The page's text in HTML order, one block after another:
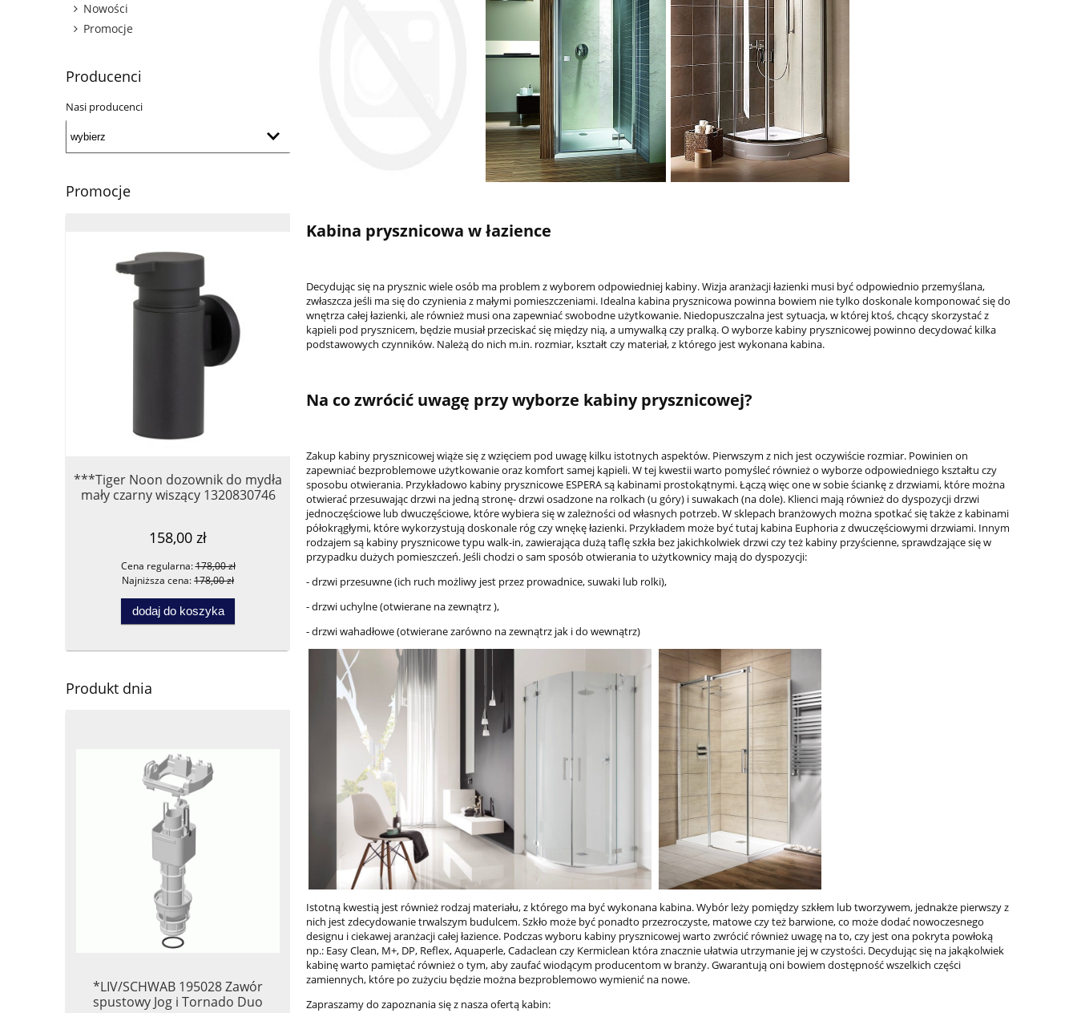
Nowości
Promocje
Producenci
Nasi producenci
Promocje
***Tiger Noon dozownik do mydła
mały czarny wiszący 1320830746
158,00 zł
Cena regularna:178,00 zł
Najniższa cena:178,00 zł
dodaj do koszyka
*Omnires MP60930GL MODERN
PROJECT półka szklana złoty
287,00 zł
Cena regularna:
Najniższa cena:78,00 zł
dodaj do koszyka
*Wylewka do baterii umywalkowej
lub kuchennej chrom
49,00 zł
75,00 zł
Najniższa cena:75,00 zł
*GEESA FRAME COLLECTION Wieszak
na papier toaletowy z półką
Biały/Chrom 918824-02
319,00 zł
Cena regularna:
***Omnires Y
wysoka
Produkt dnia
*LIV/SCHWAB 195028 Zawór
spustowy Jog i Tornado Duo
Kabina prysznicowa w łazience
Decydując się na prysznic wiele osób ma problem z wyborem odpowiedniej kabiny. Wizja aranżacji łazienki musi być odpowiednio przemyślana,
zwłaszcza jeśli ma się do czynienia z małymi pomieszczeniami. Idealna kabina prysznicowa powinna bowiem nie tylko doskonale komponować się do
wnętrza całej łazienki, ale również musi ona zapewniać swobodne użytkowanie. Niedopuszczalna jest sytuacja, w której ktoś, chcący skorzystać z
kąpieli pod prysznicem, będzie musiał przeciskać się między nią, a umywalką czy pralką. O wyborze kabiny prysznicowej powinno decydować kilka
podstawowych czynników. Należą do nich m.in. rozmiar, kształt czy materiał, z którego jest wykonana kabina.
Na co zwrócić uwagę przy wyborze kabiny prysznicowej?
Zakup kabiny prysznicowej wiąże się z wzięciem pod uwagę kilku istotnych aspektów. Pierwszym z nich jest oczywiście rozmiar. Powinien on
zapewniać bezproblemowe użytkowanie oraz komfort samej kąpieli. W tej kwestii warto pomyśleć również o wyborze odpowiedniego kształtu czy
sposobu otwierania. Przykładowo kabiny prysznicowe ESPERA są kabinami prostokątnymi. Łączą więc one w sobie ściankę z drzwiami, które można
otwierać przesuwając drzwi na jedną stronę- drzwi osadzone na rolkach (u góry) i suwakach (na dole). Klienci mają również do dyspozycji drzwi
jednoczęściowe lub dwuczęściowe, które wybiera się w zależności od własnych potrzeb. W sklepach branżowych można spotkać się także z kabinami
półokrągłymi, które wykorzystują doskonale róg czy wnękę łazienki. Przykładem może być tutaj kabina Euphoria z dwuczęściowymi drzwiami. Innym
rodzajem są kabiny prysznicowe typu walk-in, zawierająca dużą taflę szkła bez jakichkolwiek drzwi czy też kabiny przyścienne, sprawdzające się w
przypadku dużych pomieszczeń. Jeśli chodzi o sam sposób otwierania to użytkownicy mają do dyspozycji:
- drzwi przesuwne (ich ruch możliwy jest przez prowadnice, suwaki lub rolki),
- drzwi uchylne (otwierane na zewnątrz ),
- drzwi wahadłowe (otwierane zarówno na zewnątrz jak i do wewnątrz)
Istotną kwestią jest również rodzaj materiału, z którego ma być wykonana kabina. Wybór leży pomiędzy szkłem lub tworzywem, jednakże pierwszy z
nich jest zdecydowanie trwalszym budulcem. Szkło może być ponadto przezroczyste, matowe czy też barwione, co może dodać nowoczesnego
designu i ciekawej aranżacji całej łazience. Podczas wyboru kabiny prysznicowej warto zwrócić również uwagę na to, czy jest ona pokryta powłoką
np.: Easy Clean, M+, DP, Reflex, Aquaperle, Cadaclean czy Kermiclean która znacznie ułatwia utrzymanie jej w czystości. Decydując się na jakąkolwiek
kabinę warto pamiętać również o tym, aby zaufać wiodącym producentom w branży. Gwarantują oni bowiem dostępność wszelkich części
zamiennych, które po zużyciu będzie można bezproblemowo wymienić na nowe.
Zapraszamy do zapoznania się z nasza ofertą kabin: